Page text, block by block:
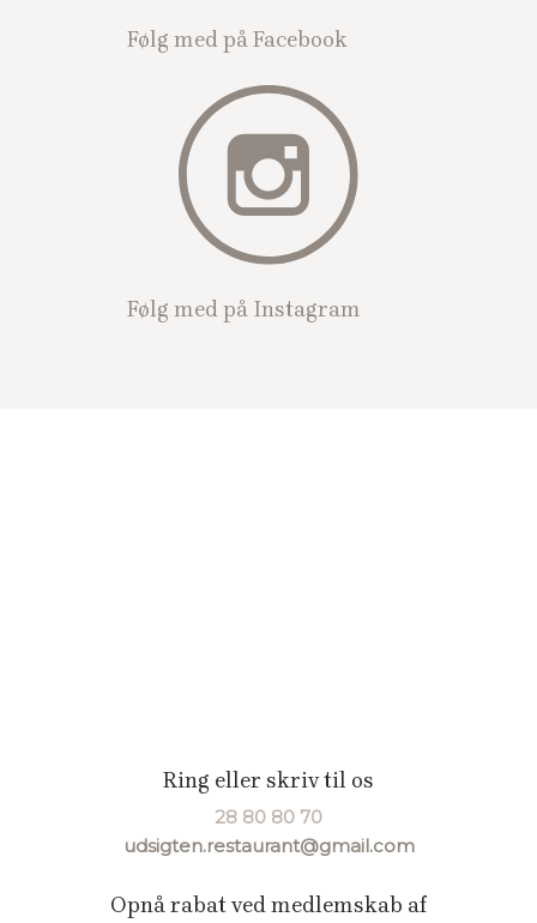
Følg med på Facebook​
Følg med på Instagram​
Ring eller skriv til os
28 80 80 70​
udsigten.restaurant@gmail.com
Opnå rabat ved medlemskab af